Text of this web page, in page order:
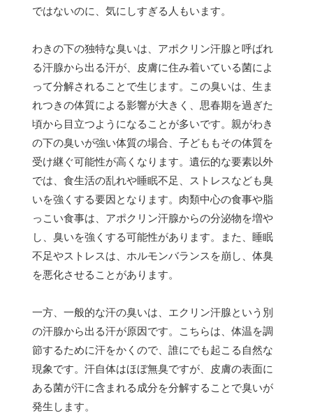
ではないのに、気にしすぎる人もいます。
わきの下の独特な臭いは、アポクリン汗腺と呼ばれ
る汗腺から出る汗が、皮膚に住み着いている菌によ
って分解されることで生じます。この臭いは、生ま
れつきの体質による影響が大きく、思春期を過ぎた
頃から目立つようになることが多いです。親がわき
の下の臭いが強い体質の場合、子どももその体質を
受け継ぐ可能性が高くなります。遺伝的な要素以外
では、食生活の乱れや睡眠不足、ストレスなども臭
いを強くする要因となります。肉類中心の食事や脂
っこい食事は、アポクリン汗腺からの分泌物を増や
し、臭いを強くする可能性があります。また、睡眠
不足やストレスは、ホルモンバランスを崩し、体臭
を悪化させることがあります。
一方、一般的な汗の臭いは、エクリン汗腺という別
の汗腺から出る汗が原因です。こちらは、体温を調
節するために汗をかくので、誰にでも起こる自然な
現象です。汗自体はほぼ無臭ですが、皮膚の表面に
ある菌が汗に含まれる成分を分解することで臭いが
発生します。